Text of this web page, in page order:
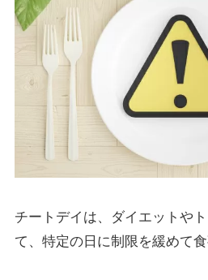
チートデイは、ダイエットや
て、特定の日に制限を緩めて